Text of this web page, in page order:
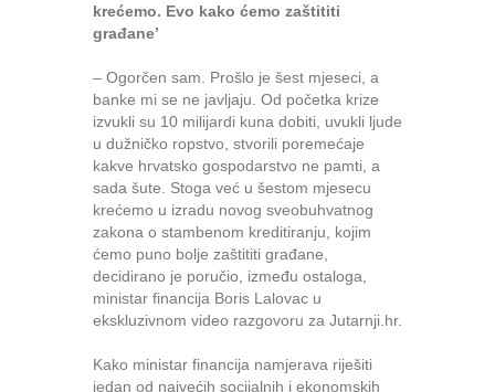
krećemo. Evo kako ćemo zaštititi
građane’
– Ogorčen sam. Prošlo je šest mjeseci, a
banke mi se ne javljaju. Od početka krize
izvukli su 10 milijardi kuna dobiti, uvukli ljude
u dužničko ropstvo, stvorili poremećaje
kakve hrvatsko gospodarstvo ne pamti, a
sada šute. Stoga već u šestom mjesecu
krećemo u izradu novog sveobuhvatnog
zakona o stambenom kreditiranju, kojim
ćemo puno bolje zaštititi građane,
decidirano je poručio, između ostaloga,
ministar financija Boris Lalovac u
ekskluzivnom video razgovoru za Jutarnji.hr.
Kako ministar financija namjerava riješiti
jedan od najvećih socijalnih i ekonomskih